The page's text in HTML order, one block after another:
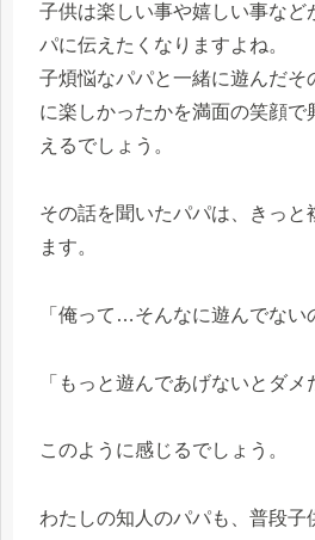
子供は楽しい事や嬉しい事など
パに伝えたくなりますよね。
子煩悩なパパと一緒に遊んだそ
に楽しかったかを満面の笑顔で
えるでしょう。
その話を聞いたパパは、きっと
ます。
「俺って…そんなに遊んでない
「もっと遊んであげないとダメ
このように感じるでしょう。
わたしの知人のパパも、普段子